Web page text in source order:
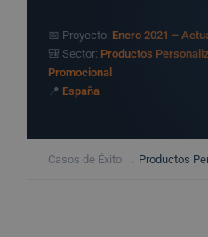
📅 Proyecto: Enero 2021 –
🎒 Sector: Productos
Promocional
📍 España
Casos de Éxito → Productos